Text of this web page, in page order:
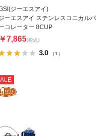
3.0 （1）
ジーエスアイ)
ーエスアイ ステンレスコニカルパ
コレーター 8CUP
￥7,865(税込)